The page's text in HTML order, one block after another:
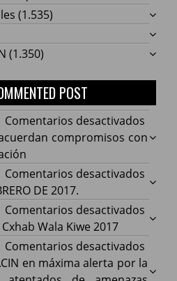
(1.535)
(1.350)
POST
Comentarios desactivados
Cauca
con
compromisos con
Comentarios desactivados
ACIN
DE
DE 2017.
Comentarios desactivados
Hacía
Wala Kiwe 2017
Comentarios desactivados
en máxima alerta por la